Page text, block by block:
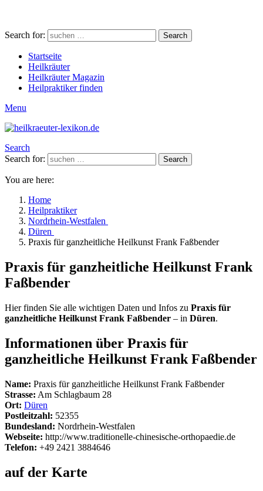
Search for: Search
Startseite
Heilkräuter
Heilkräuter Magazin
Heilpraktiker finden
Menu
Search
Search for:
Search
You are here:
Home
Heilpraktiker
Nordrhein-Westfalen
Düren
Praxis für ganzheitliche Heilkunst Frank Faßbender
Praxis für ganzheitliche Heilkunst Frank
Faßbender
Hier finden Sie alle wichtigen Daten und Infos zu Praxis für
ganzheitliche Heilkunst Frank Faßbender – in Düren.
Informationen über Praxis für
ganzheitliche Heilkunst Frank Faßbender
Name: Praxis für ganzheitliche Heilkunst Frank Faßbender
Strasse: Am Schlagbaum 28
Ort: Düren
Postleitzahl: 52355
Bundesland: Nordrhein-Westfalen
Webseite: http://www.traditionelle-chinesische-orthopaedie.de
Telefon: +49 2421 3884646
auf der Karte